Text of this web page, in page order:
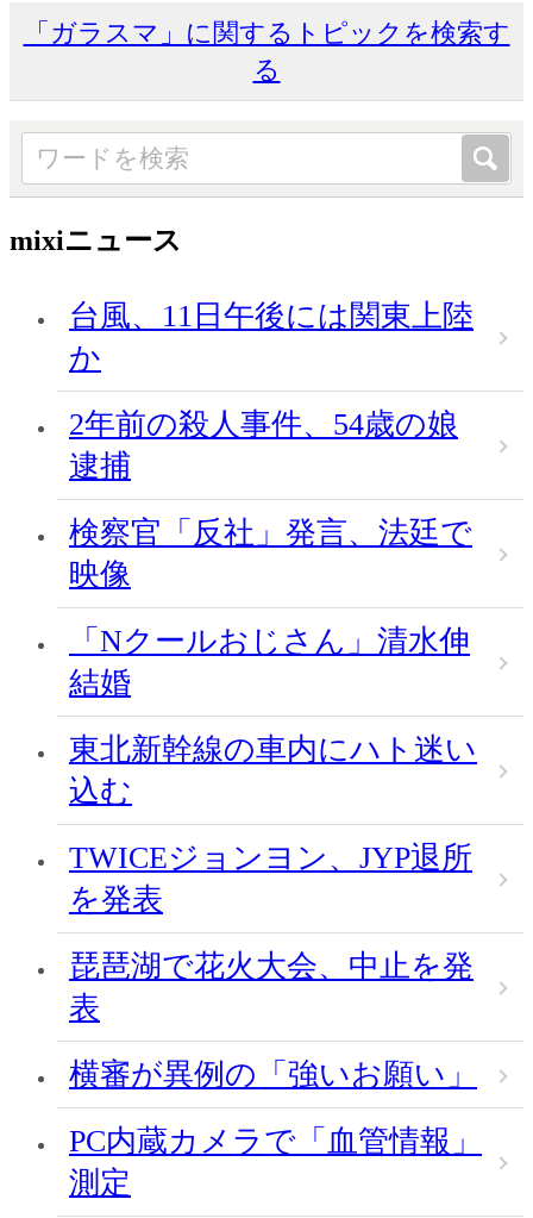
「ガラスマ」に関するトピックを検索す
る
mixiニュース
台風、11日午後には関東上陸
か
2年前の殺人事件、54歳の娘
逮捕
検察官「反社」発言、法廷で
映像
「Nクールおじさん」清水伸
結婚
東北新幹線の車内にハト迷い
込む
TWICEジョンヨン、JYP退所
を発表
琵琶湖で花火大会、中止を発
表
横審が異例の「強いお願い」
PC内蔵カメラで「血管情報」
測定